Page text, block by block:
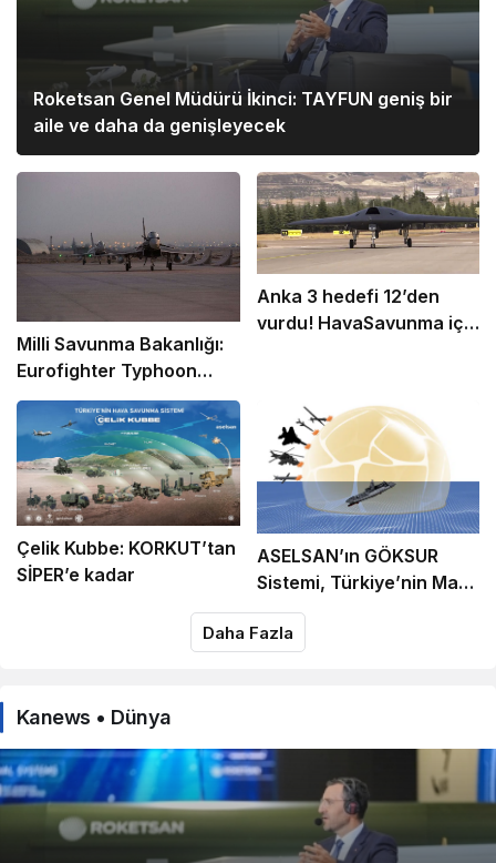
Roketsan Genel Müdürü İkinci: TAYFUN geniş bir
aile ve daha da genişleyecek
Milli Savunma Bakanlığı:
Eurofighter Typhoon
Tedarik Süreci
Hızlanacak
Anka 3 hedefi 12’den
vurdu! HavaSavunma için
Çelik Kubbe: KORKUT’tan
SİPER’e kadar
ASELSAN’ın GÖKSUR
Sistemi, Türkiye’nin Mavi
Vatan Savunmasında
Güçleniyor
Daha Fazla
Kanews • Dünya